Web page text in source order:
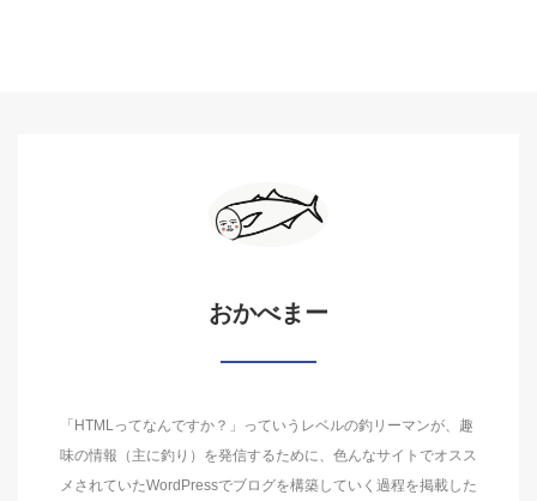
おかべまー
「HTMLってなんですか？」っていうレベルの釣リーマンが、趣
味の情報（主に釣り）を発信するために、色んなサイトでオスス
メされていたWordPressでブログを構築していく過程を掲載した